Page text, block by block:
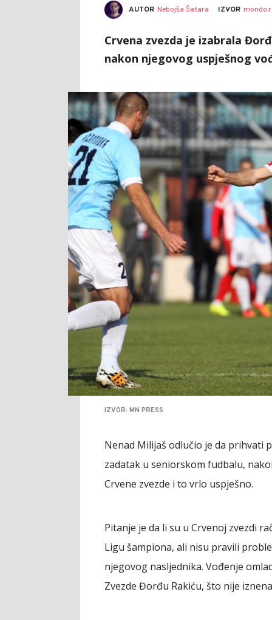
AUTOR Nebojša Šatara IZVOR
Crvena zvezda je izabrala
nakon njegovog uspješnog
IZVOR: MN PRESS
Nenad Milijaš odlučio je da prihvati
zadatak u seniorskom fudbalu,
Crvene zvezde i to vrlo uspješno.
Pitanje je da li su u Crvenoj zvezdi
Ligu šampiona, ali nisu pravili
njegovog nasljednika. Vođenje
Zvezde Đorđu Rakiću, što nije